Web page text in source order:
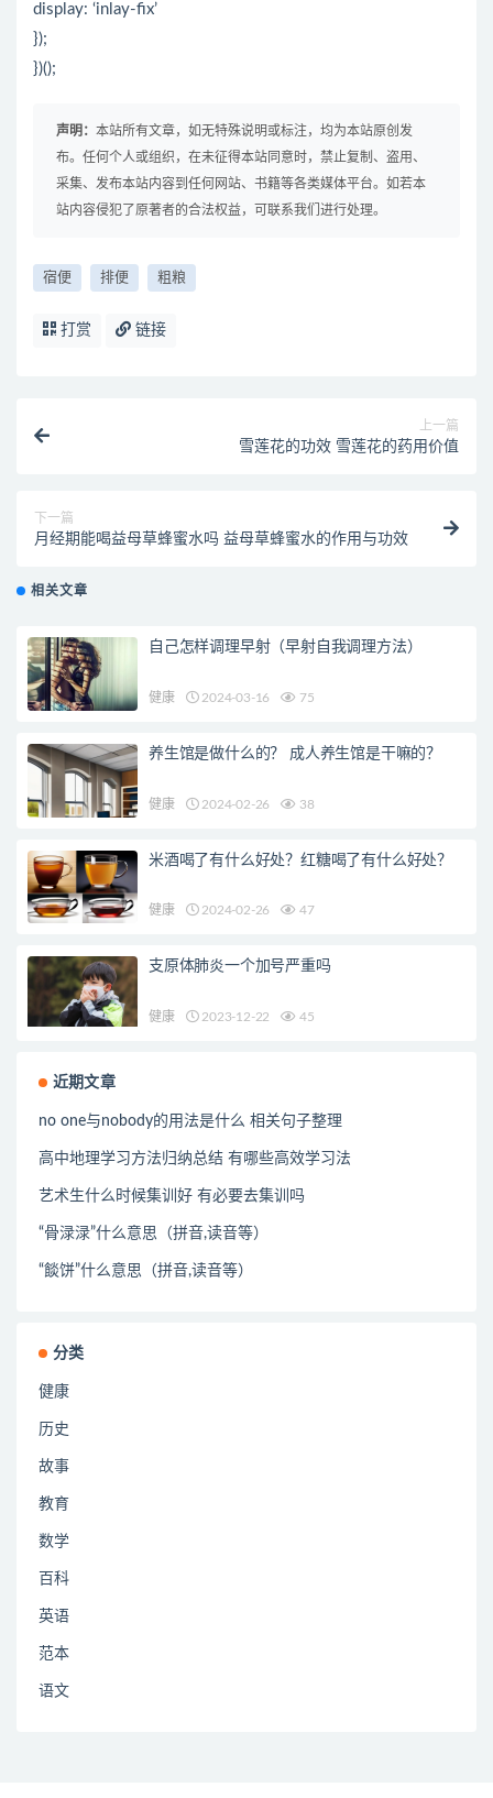
display: ‘inlay-fix’
});
})();
声明： 本站所有文章，如无特殊说明或标注，均为本站原创发
布。任何个人或组织，在未征得本站同意时，禁止复制、盗用、
采集、发布本站内容到任何网站、书籍等各类媒体平台。如若本
站内容侵犯了原著者的合法权益，可联系我们进行处理。
宿便 排便 粗粮
打赏 链接
上一篇
雪莲花的功效 雪莲花的药用价值
下一篇
月经期能喝益母草蜂蜜水吗 益母草蜂蜜水的作用与功效
相关文章
自己怎样调理早射（早射自我调理方法）
健康 2024-03-16 75
养生馆是做什么的？ 成人养生馆是干嘛的？
健康 2024-02-26 38
米酒喝了有什么好处？红糖喝了有什么好处？
健康 2024-02-26 47
支原体肺炎一个加号严重吗
健康 2023-12-22 45
近期文章
no one与nobody的用法是什么 相关句子整理
高中地理学习方法归纳总结 有哪些高效学习法
艺术生什么时候集训好 有必要去集训吗
“骨渌渌”什么意思（拼音,读音等）
“餤饼”什么意思（拼音,读音等）
分类
健康
历史
故事
教育
数学
百科
英语
范本
语文